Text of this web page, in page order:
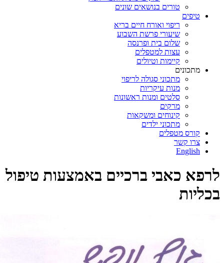
טורים בנושאים שונים
טיפים
ריפוי ואורח חיים בריא
שיעורי פרשת השבוע
שלום בית ופרנסה
עצות למטפלים
קיימות וטיולים
מתכונים
מתכוני סגולה לריפוי
מנות עיקריות
סלטים ומנות ראשונות
מרקים
קינוחים ומשקאות
מתכוני ילדים
קורס מטפלים
צרו קשר
English
לרפא כאבי ברכיים באמצעות טיפול
בכליות